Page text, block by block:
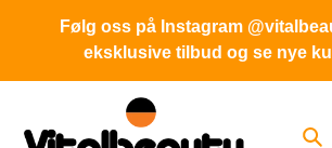
innholdet
Følg oss på Instagram
eksklusive tilbud og se nye